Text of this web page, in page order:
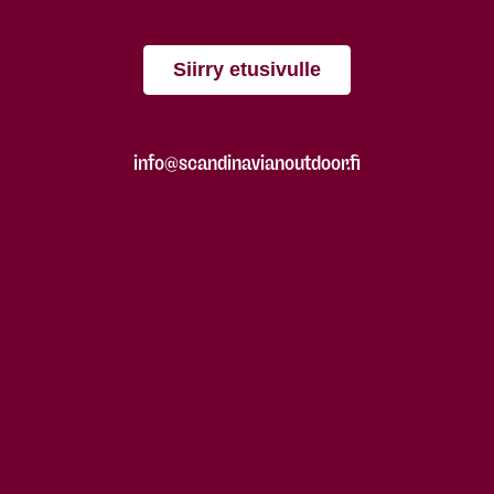
Siirry etusivulle
info@scandinavianoutdoor.fi